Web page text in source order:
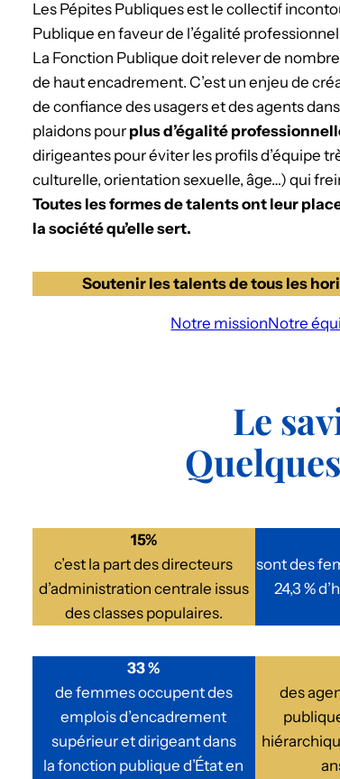
Les Pépites Publiques est le collectif
Publique en faveur de l’égalité
La Fonction Publique doit relever de
de haut encadrement. C’est un enjeu de
de confiance des usagers et des agents
plaidons pour plus d’égalité
dirigeantes pour éviter les profils d’équipe
culturelle, orientation sexuelle, âge…) qui
Toutes les formes de talents ont leur
la société qu’elle sert.
Soutenir les talents de tous les
Notre missionNotre
Le
15%
c’est la part des directeurs
d’administration centrale issus
des classes populaires.
sont des
24,3 %
33 %
de femmes occupent des
emplois d’encadrement
supérieur et dirigeant dans
la fonction publique d’État en
des